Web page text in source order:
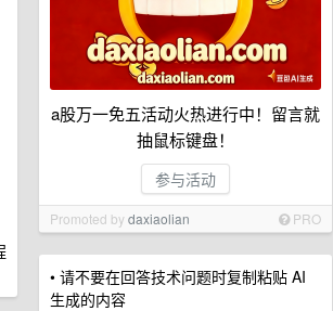
a股万一免五活动火热进行中！留言就
抽鼠标键盘！
参与活动
Promoted bydaxiaolian PRO
• 请不要在回答技术问题时复制粘贴 AI
生成的内容